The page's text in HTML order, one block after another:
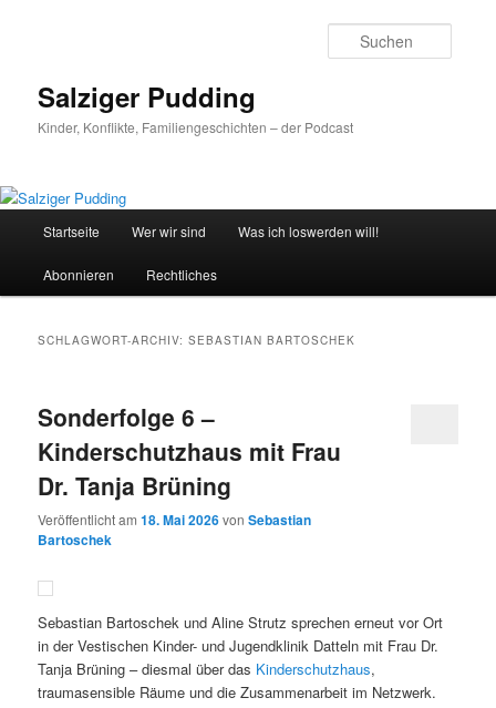
Salziger Pudding
Kinder, Konflikte, Familiengeschichten – der Podcast
Startseite Wer wir sind Was ich loswerden will!
Abonnieren Rechtliches
SCHLAGWORT-ARCHIV:SEBASTIAN BARTOSCHEK
Sonderfolge 6 –
Kinderschutzhaus mit Frau
Dr. Tanja Brüning
Veröffentlicht am18. Mai 2026vonSebastian
Bartoschek
Sebastian Bartoschek und Aline Strutz sprechen erneut vor Ort
in der Vestischen Kinder- und Jugendklinik Datteln mit Frau Dr.
Tanja Brüning – diesmal über das Kinderschutzhaus,
traumasensible Räume und die Zusammenarbeit im Netzwerk.